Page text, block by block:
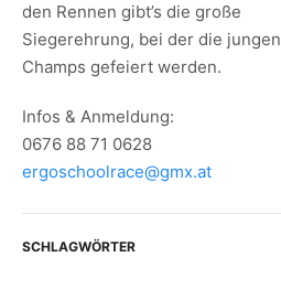
den Rennen gibt’s die große
Siegerehrung, bei der die jungen
Champs gefeiert werden.
Infos & Anmeldung:
0676 88 71 0628
ergoschoolrace@gmx.at
SCHLAGWÖRTER